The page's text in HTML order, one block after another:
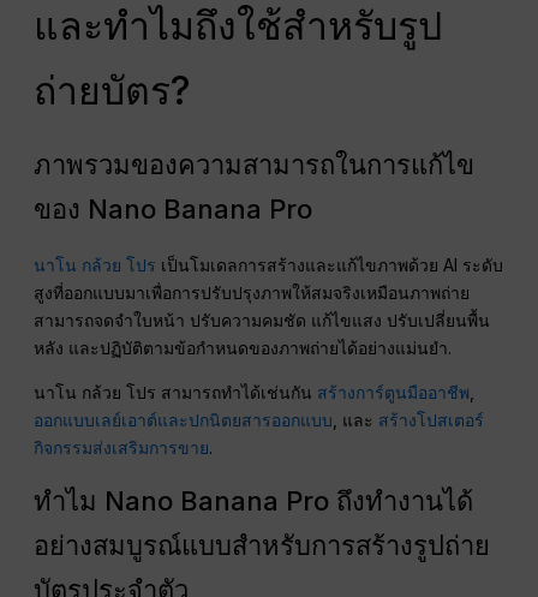
และทำไมถึงใช้สำหรับรูป
ถ่ายบัตร?
ภาพรวมของความสามารถในการแก้ไข
ของ Nano Banana Pro
นาโน กล้วย โปร เป็นโมเดลการสร้างและแก้ไขภาพด้วย AI ระดับ
สูงที่ออกแบบมาเพื่อการปรับปรุงภาพให้สมจริงเหมือนภาพถ่าย
สามารถจดจำใบหน้า ปรับความคมชัด แก้ไขแสง ปรับเปลี่ยนพื้น
หลัง และปฏิบัติตามข้อกำหนดของภาพถ่ายได้อย่างแม่นยำ.
นาโน กล้วย โปร สามารถทำได้เช่นกัน สร้างการ์ตูนมืออาชีพ
ออกแบบเลย์เอาต์และปกนิตยสารออกแบบ , และ สร้างโปสเตอร์
กิจกรรมส่งเสริมการขาย.
ทำไม Nano Banana Pro ถึงทำงานได้
อย่างสมบูรณ์แบบสำหรับการสร้างรูปถ่าย
บัตรประจำตัว